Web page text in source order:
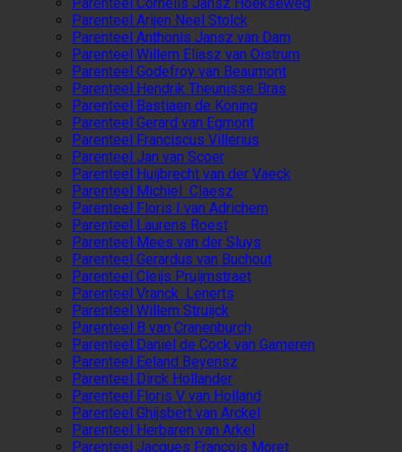
Parenteel Arijen Neel Stolck
Parenteel Anthonis Jansz van Dam
Parenteel Willem Eliasz van Oistrum
Parenteel Godefroy van Beaumont
Parenteel Hendrik Theunisse Bras
Parenteel Bastiaen de Koning
Parenteel Gerard van Egmont
Parenteel Franciscus Villerius
Parenteel Jan van Scoer
Parenteel Huijbrecht van der Vaeck
Parenteel Michiel Claesz
Parenteel Floris I van Adrichem
Parenteel Laurens Roest
Parenteel Mees van der Sluys
Parenteel Gerardus van Buchout
Parenteel Cleijs Pruijmstraet
Parenteel Vranck Lenerts
Parenteel Willem Struijck
Parenteel B van Cranenburch
Parenteel Daniel de Cock van Gameren
Parenteel Eeland Beyensz
Parenteel Dirck Hollander
Parenteel Floris V van Holland
Parenteel Ghijsbert van Arckel
Parenteel Herbaren van Arkel
Parenteel Jacques François Moret